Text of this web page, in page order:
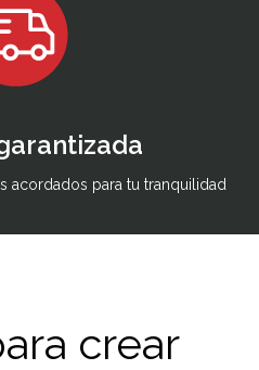
acordados para tu tranquilidad
crear